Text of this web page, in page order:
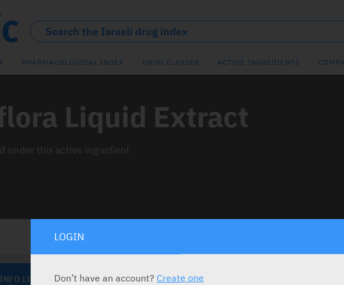
PHARMACOLOGICAL INDEX DRUG CLASSES ACTIVE INGREDIENTS
Liquid Extract
under this active ingredient
INFO LINE
LOGIN
Don’t have an account? Create one